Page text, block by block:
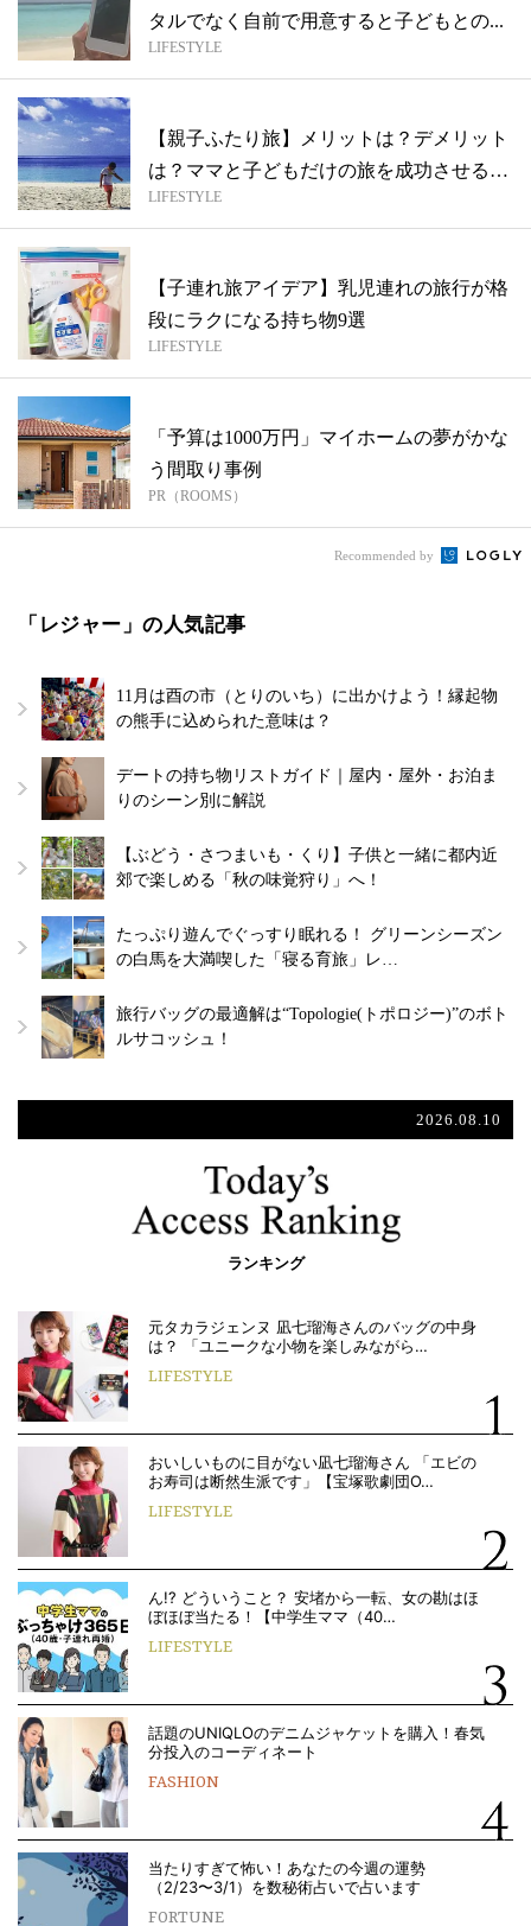
タルでなく自前で用意すると子どもとの...
LIFESTYLE
【親子ふたり旅】メリットは？デメリット
は？ママと子どもだけの旅を成功させる3
つの...
LIFESTYLE
【子連れ旅アイデア】乳児連れの旅行が格
段にラクになる持ち物9選
LIFESTYLE
「予算は1000万円」マイホームの夢がかな
う間取り事例
PR（ROOMS）
Recommended by
「レジャー」の人気記事
11月は酉の市（とりのいち）に出かけよう！縁起物
の熊手に込められた意味は？
デートの持ち物リストガイド｜屋内・屋外・お泊ま
りのシーン別に解説
【ぶどう・さつまいも・くり】子供と一緒に都内近
郊で楽しめる「秋の味覚狩り」へ！
たっぷり遊んでぐっすり眠れる！ グリーンシーズン
の白馬を大満喫した「寝る育旅」レ…
旅行バッグの最適解は“Topologie(トポロジー)”のボト
ルサコッシュ！
2026.08.10
ランキング
元タカラジェンヌ 凪七瑠海さんのバッグの中身
は？ 「ユニークな小物を楽しみながら…
LIFESTYLE
おいしいものに目がない凪七瑠海さん 「エビの
お寿司は断然生派です」【宝塚歌劇団O…
LIFESTYLE
ん!? どういうこと？ 安堵から一転、女の勘はほ
ぼほぼ当たる！【中学生ママ（40…
LIFESTYLE
話題のUNIQLOのデニムジャケットを購入！春気
分投入のコーディネート
FASHION
当たりすぎて怖い！あなたの今週の運勢
（2/23〜3/1）を数秘術占いで占います
FORTUNE